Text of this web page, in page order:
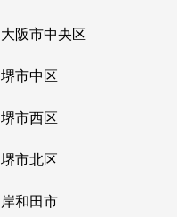
大阪市中央区
堺市中区
堺市西区
堺市北区
岸和田市